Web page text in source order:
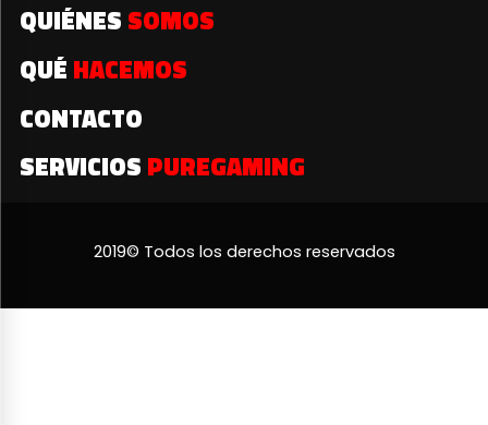
QUIÉNES SOMOS
QUÉ HACEMOS
CONTACTO
SERVICIOS PUREGAMING
2019© Todos los derechos reservados